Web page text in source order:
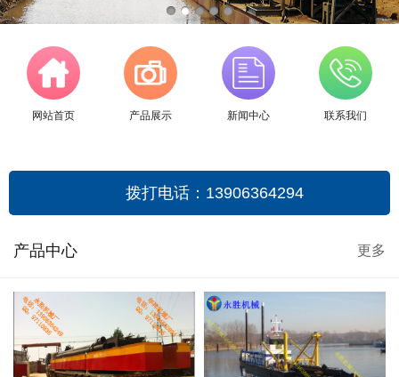
网站首页 产品展示 新闻中心 联系我们
拨打电话：13906364294
产品中心 更多